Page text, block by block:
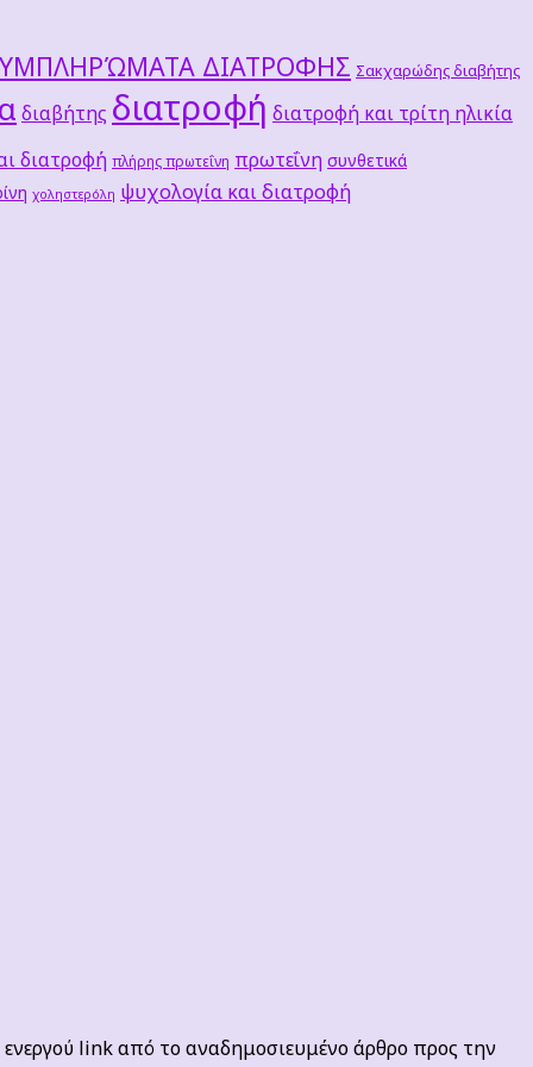
ΔΙΑΤΡΟΦΗΣ Σακχαρώδης διαβήτης
διαβήτης διατροφή διατροφή και τρίτη ηλικία
διατροφή πλήρης πρωτεΐνη πρωτεΐνη συνθετικά
χοληστερόλη ψυχολογία και διατροφή
link από το αναδημοσιευμένο άρθρο προς την